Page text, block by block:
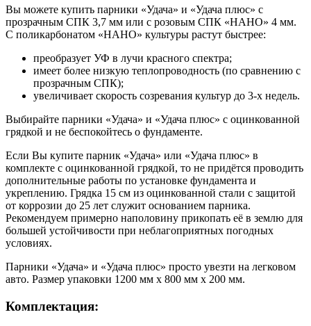
Вы можете купить парники «Удача» и «Удача плюс» с
прозрачным СПК 3,7 мм или с розовым СПК «НАНО» 4 мм.
С поликарбонатом «НАНО» культуры растут быстрее:
преобразует УФ в лучи красного спектра;
имеет более низкую теплопроводность (по сравнению с
прозрачным СПК);
увеличивает скорость созревания культур до 3-х недель.
Выбирайте парники «Удача» и «Удача плюс» с оцинкованной
грядкой и не беспокойтесь о фундаменте.
Если Вы купите парник «Удача» или «Удача плюс» в
комплекте с оцинкованной грядкой, то не придётся проводить
дополнительные работы по установке фундамента и
укреплению. Грядка 15 см из оцинкованной стали с защитой
от коррозии до 25 лет служит основанием парника.
Рекомендуем примерно наполовину прикопать её в землю для
большей устойчивости при неблагоприятных погодных
условиях.
Парники «Удача» и «Удача плюс» просто увезти на легковом
авто. Размер упаковки 1200 мм х 800 мм х 200 мм.
Комплектация: